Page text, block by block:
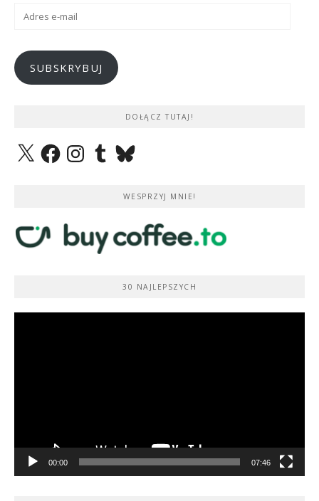
Adres
SUBSKRYBUJ
DOŁĄCZ TUTAJ!
X FacebookInstagramTumblrBluesky
WESPRZYJ MNIE!
30 NAJLEPSZYCH
00:00 07:46